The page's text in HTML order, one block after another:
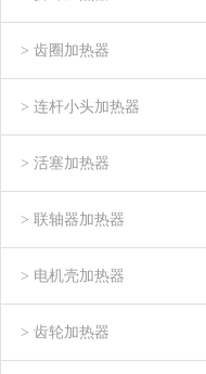
> 齿圈加热器
> 连杆小头加热器
> 活塞加热器
> 联轴器加热器
> 电机壳加热器
> 齿轮加热器